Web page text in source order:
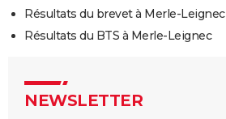
Résultats du brevet à Merle-Leignec
Résultats du BTS à Merle-Leignec
NEWSLETTER